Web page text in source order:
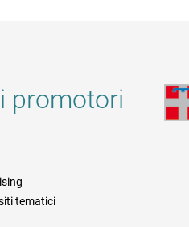
promotori
legali
tematici